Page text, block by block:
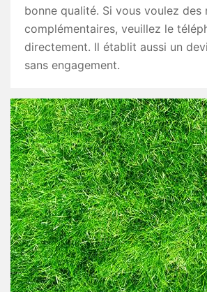
bonne qualité. Si vous voulez des
complémentaires, veuillez le
directement. Il établit aussi un
sans engagement.